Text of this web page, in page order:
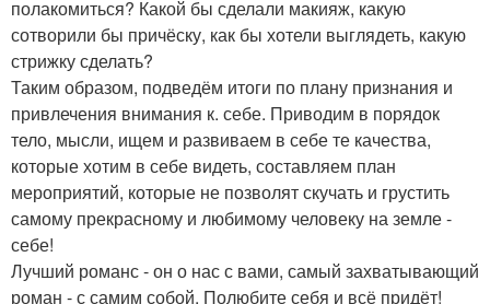
полакомиться? Какой бы сделали макияж, какую
сотворили бы причёску, как бы хотели выглядеть, какую
стрижку сделать?
Таким образом, подведём итоги по плану признания и
привлечения внимания к. себе. Приводим в порядок
тело, мысли, ищем и развиваем в себе те качества,
которые хотим в себе видеть, составляем план
мероприятий, которые не позволят скучать и грустить
самому прекрасному и любимому человеку на земле -
себе!
Лучший романс - он о нас с вами, самый захватывающий
роман - с самим собой. Полюбите себя и всё придёт!